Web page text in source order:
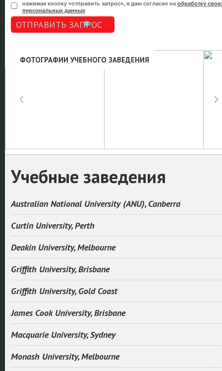
нажимая кнопку «отправить запрос», я даю согласие на обработку
персональных данных
ОТПРАВИТЬ ЗАПРОС
ФОТОГРАФИИ УЧЕБНОГО ЗАВЕДЕНИЯ
Учебные заведения
Australian National University (ANU), Canberra
Curtin University, Perth
Deakin University, Melbourne
Griffith University, Brisbane
Griffith University, Gold Coast
James Cook University, Brisbane
Macquarie University, Sydney
Monash University, Melbourne